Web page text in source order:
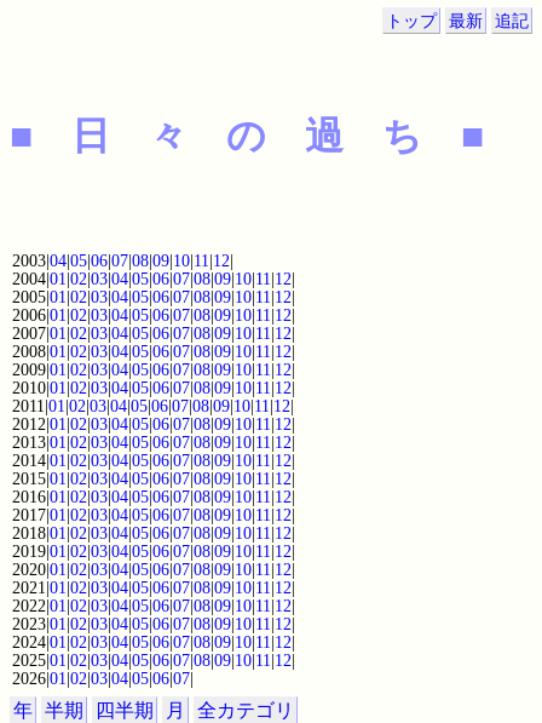
トップ 最新 追記
■ 日 々 の 過 ち ■
2003|04|05|06|07|08|09|10|11|12|
2004|01|02|03|04|05|06|07|08|09|10|11|12|
2005|01|02|03|04|05|06|07|08|09|10|11|12|
2006|01|02|03|04|05|06|07|08|09|10|11|12|
2007|01|02|03|04|05|06|07|08|09|10|11|12|
2008|01|02|03|04|05|06|07|08|09|10|11|12|
2009|01|02|03|04|05|06|07|08|09|10|11|12|
2010|01|02|03|04|05|06|07|08|09|10|11|12|
2011|01|02|03|04|05|06|07|08|09|10|11|12|
2012|01|02|03|04|05|06|07|08|09|10|11|12|
2013|01|02|03|04|05|06|07|08|09|10|11|12|
2014|01|02|03|04|05|06|07|08|09|10|11|12|
2015|01|02|03|04|05|06|07|08|09|10|11|12|
2016|01|02|03|04|05|06|07|08|09|10|11|12|
2017|01|02|03|04|05|06|07|08|09|10|11|12|
2018|01|02|03|04|05|06|07|08|09|10|11|12|
2019|01|02|03|04|05|06|07|08|09|10|11|12|
2020|01|02|03|04|05|06|07|08|09|10|11|12|
2021|01|02|03|04|05|06|07|08|09|10|11|12|
2022|01|02|03|04|05|06|07|08|09|10|11|12|
2023|01|02|03|04|05|06|07|08|09|10|11|12|
2024|01|02|03|04|05|06|07|08|09|10|11|12|
2025|01|02|03|04|05|06|07|08|09|10|11|12|
2026|01|02|03|04|05|06|07|
年 半期 四半期 月 全カテゴリ